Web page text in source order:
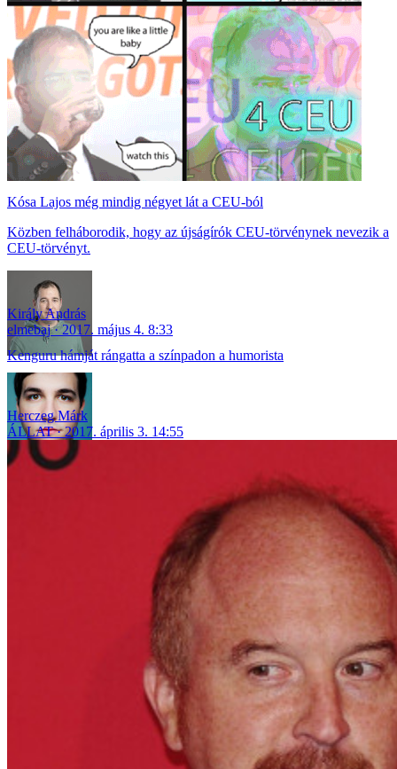
Kósa Lajos még mindig négyet lát a CEU-ból
Közben felháborodik, hogy az újságírók CEU-törvénynek nevezik a
CEU-törvényt.
Király András
elmebaj
2017. május 4. 8:33
Kenguru hámját rángatta a színpadon a humorista
Herczeg Márk
ÁLLAT
2017. április 3. 14:55